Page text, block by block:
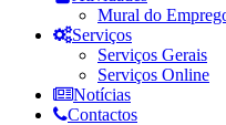
Mural do
Serviços
Serviços Gerais
Serviços Online
Notícias
Contactos